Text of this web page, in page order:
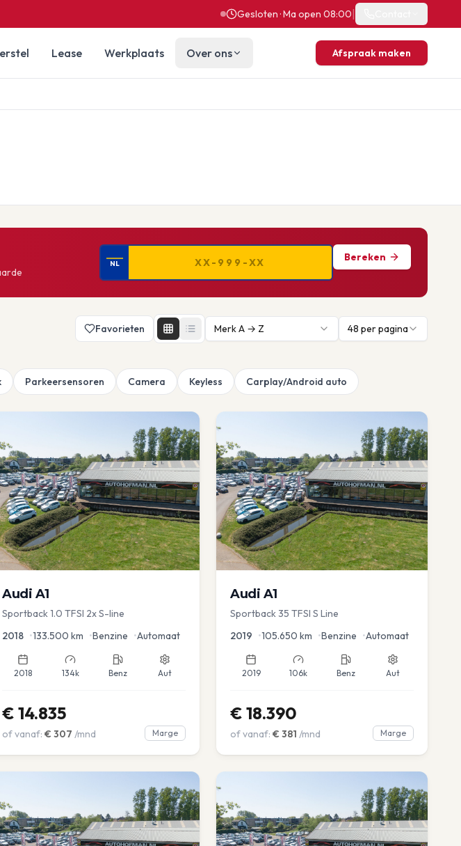
Gesloten · Ma open 08:00
Lease Werkplaats Over ons Afspraak maken
NL
Bereken
Favorieten Merk A → Z 48 per pagina
Parkeersensoren Camera Keyless Carplay/Android auto
Audi A1
Sportback 1.0 TFSI 2x S-line
2018 •133.500 km •Benzine •Automaat
2018 134k Benz Aut
€ 14.835
of vanaf: € 307 /mnd Marge
Audi A1
Sportback 35 TFSI S Line
2019 •105.650 km •Benzine •Automaat
2019 106k Benz Aut
€ 18.390
of vanaf: € 381 /mnd Marge